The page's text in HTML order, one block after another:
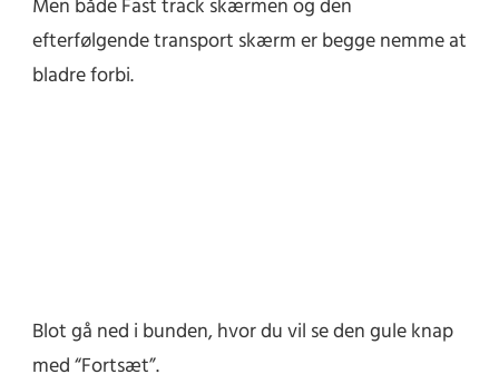
Men både Fast track skærmen og den
efterfølgende transport skærm er begge nemme at
bladre forbi.
Blot gå ned i bunden, hvor du vil se den gule knap
med “Fortsæt”.